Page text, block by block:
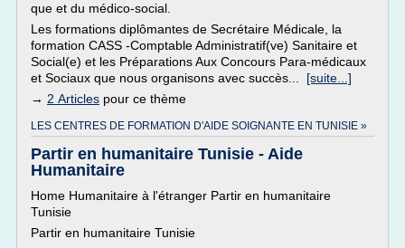
que et du médico-social.
Les formations diplômantes de Secrétaire Médicale, la
formation CASS -Comptable Administratif(ve) Sanitaire et
Social(e) et les Préparations Aux Concours Para-médicaux
et Sociaux que nous organisons avec succès... [suite...]
→ 2 Articles pour ce thème
LES CENTRES DE FORMATION D'AIDE SOIGNANTE EN TUNISIE »
Partir en humanitaire Tunisie - Aide
Humanitaire
Home Humanitaire à l'étranger Partir en humanitaire
Tunisie
Partir en humanitaire Tunisie